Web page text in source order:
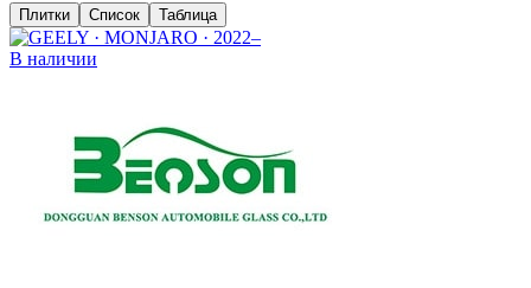
Плитки Список Таблица
В наличии